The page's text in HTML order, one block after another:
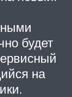
будет
на